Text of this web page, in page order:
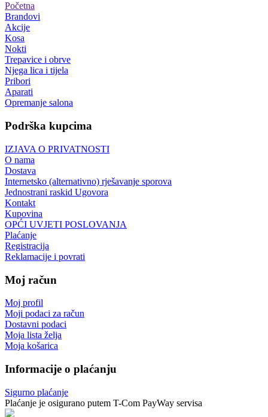
Početna
Brandovi
Akcije
Kosa
Nokti
Trepavice i obrve
Njega lica i tijela
Pribori
Aparati
Opremanje salona
Podrška kupcima
IZJAVA O PRIVATNOSTI
O nama
Dostava
Internetsko (alternativno) rješavanje sporova
Jednostrani raskid Ugovora
Kontakt
Kupovina
OPĆI UVJETI POSLOVANJA
Plaćanje
Registracija
Reklamacije i povrati
Moj račun
Moj profil
Moji podaci za račun
Dostavni podaci
Moja lista želja
Moja košarica
Informacije o plaćanju
Sigurno plaćanje
Plaćanje je osigurano putem T-Com PayWay servisa